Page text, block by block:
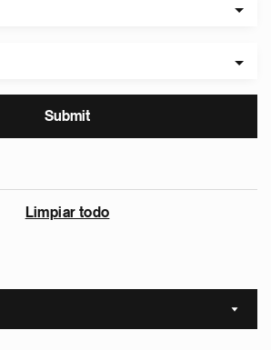
Limpiar todo
Sort